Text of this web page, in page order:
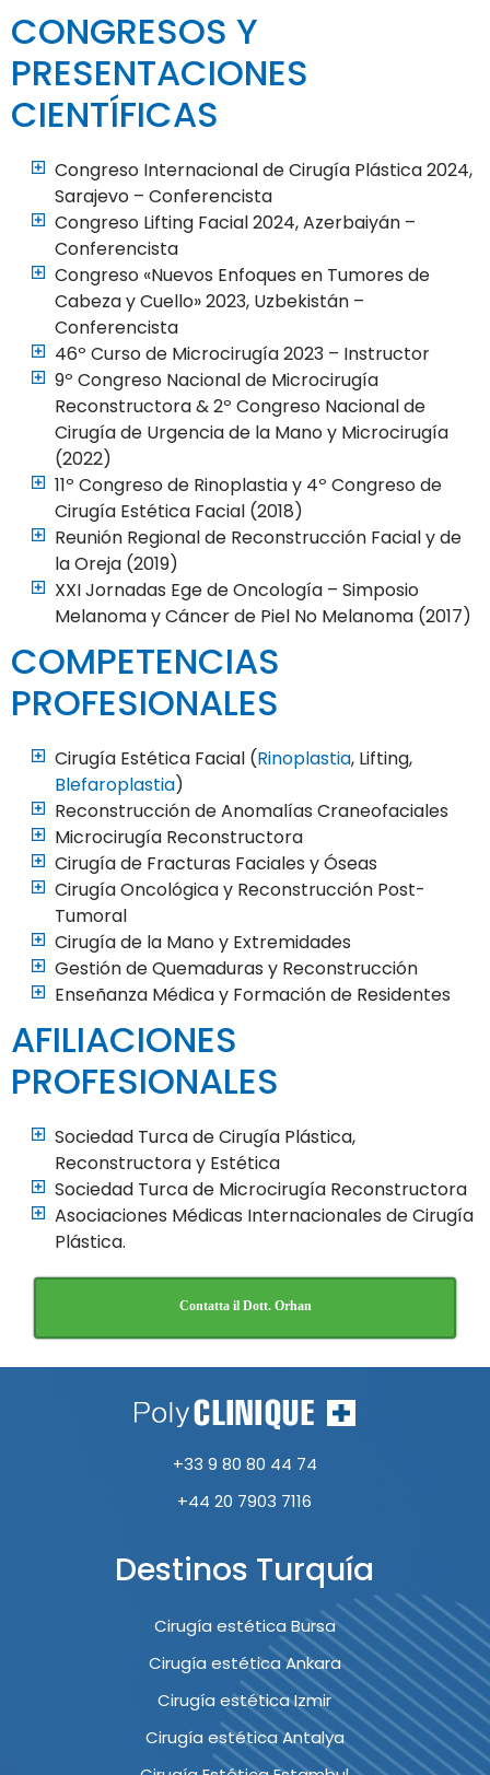
CONGRESOS Y
PRESENTACIONES
CIENTÍFICAS
Congreso Internacional de Cirugía Plástica 2024,
Sarajevo – Conferencista
Congreso Lifting Facial 2024, Azerbaiyán –
Conferencista
Congreso «Nuevos Enfoques en Tumores de
Cabeza y Cuello» 2023, Uzbekistán –
Conferencista
46º Curso de Microcirugía 2023 – Instructor
9º Congreso Nacional de Microcirugía
Reconstructora & 2º Congreso Nacional de
Cirugía de Urgencia de la Mano y Microcirugía
(2022)
11º Congreso de Rinoplastia y 4º Congreso de
Cirugía Estética Facial (2018)
Reunión Regional de Reconstrucción Facial y de
la Oreja (2019)
XXI Jornadas Ege de Oncología – Simposio
Melanoma y Cáncer de Piel No Melanoma (2017)
COMPETENCIAS
PROFESIONALES
Cirugía Estética Facial (Rinoplastia, Lifting,
Blefaroplastia)
Reconstrucción de Anomalías Craneofaciales
Microcirugía Reconstructora
Cirugía de Fracturas Faciales y Óseas
Cirugía Oncológica y Reconstrucción Post-
Tumoral
Cirugía de la Mano y Extremidades
Gestión de Quemaduras y Reconstrucción
Enseñanza Médica y Formación de Residentes
AFILIACIONES
PROFESIONALES
Sociedad Turca de Cirugía Plástica,
Reconstructora y Estética
Sociedad Turca de Microcirugía Reconstructora
Asociaciones Médicas Internacionales de Cirugía
Plástica.
Contatta il Dott. Orhan
+33 9 80 80 44 74
+44 20 7903 7116
Destinos Turquía
Cirugía estética Bursa
Cirugía estética Ankara
Cirugía estética Izmir
Cirugía estética Antalya